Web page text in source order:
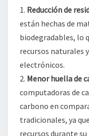
1. Reducción de
están hechas de
biodegradables, lo
recursos naturales
electrónicos.
2. Menor huella de
computadoras de
carbono en
tradicionales, ya
recursos durante